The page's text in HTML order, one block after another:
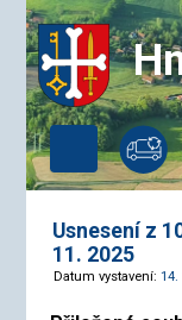
Usnesení z
11. 2025
Datum vystavení: 14.